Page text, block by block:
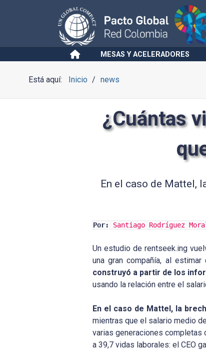
MESAS Y ACELERADORES
Está aquí: Inicio news
¿Cuántas
En el caso de Mattel,
Por: Santiago Rodríguez
Un estudio de rentseek.ing
una gran compañía, al
construyó a partir de los
usando la relación entre el
En el caso de Mattel, la
mientras que el salario medio
varias generaciones completas
a 39,7 vidas laborales: el CEO